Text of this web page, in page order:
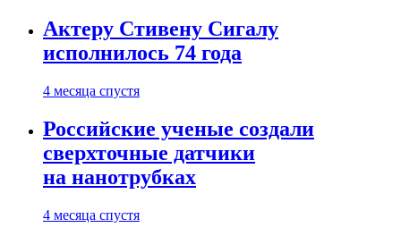
Актеру Стивену Сигалу
исполнилось 74 года
4 месяца спустя
Российские ученые создали
сверхточные датчики
на нанотрубках
4 месяца спустя